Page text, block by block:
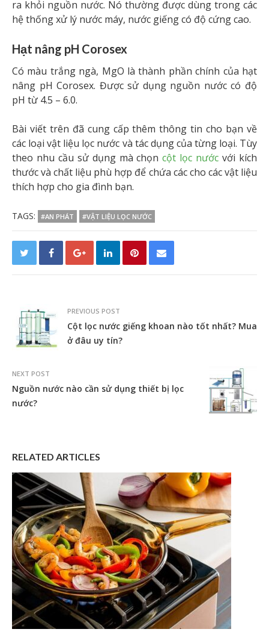
ra khỏi nguồn nước. Nó thường được dùng trong các
hệ thống xử lý nước máy, nước giếng có độ cứng cao.
Hạt nâng pH Corosex
Có màu trắng ngà, MgO là thành phần chính của hạt
nâng pH Corosex. Được sử dụng nguồn nước có độ
pH từ 4.5 – 6.0.
Bài viết trên đã cung cấp thêm thông tin cho bạn về
các loại vật liệu lọc nước và tác dụng của từng loại. Tùy
theo nhu cầu sử dụng mà chọncột lọc nước với kích
thước và chất liệu phù hợp để chứa các cho các vật liệu
thích hợp cho gia đình bạn.
TAGS: #AN PHÁT #VẬT LIỆU LỌC NƯỚC
PREVIOUS POST
Cột lọc nước giếng khoan nào tốt nhất? Mua
ở đâu uy tín?
NEXT POST
Nguồn nước nào cần sử dụng thiết bị lọc
nước?
RELATED ARTICLES